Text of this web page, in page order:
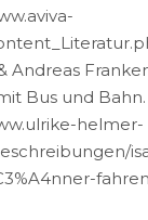
Andreas
Bus und
helmer-